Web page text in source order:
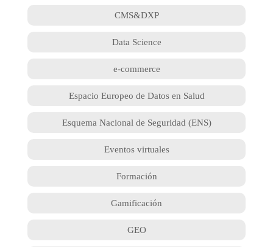
CMS&DXP
Data Science
e-commerce
Espacio Europeo de Datos en Salud
Esquema Nacional de Seguridad (ENS)
Eventos virtuales
Formación
Gamificación
GEO